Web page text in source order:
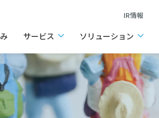
IR情報
サービス ソリューション